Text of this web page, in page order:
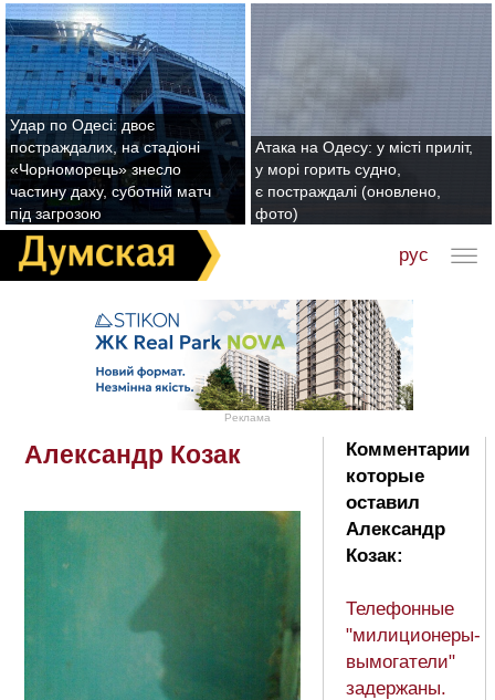
Удар по Одесі: двоє
постраждалих, на стадіоні
«Чорноморець» знесло
частину даху, суботній матч
під загрозою
Атака на Одесу: у місті приліт,
у морі горить судно,
є постраждалі (оновлено,
фото)
рус
Реклама
Александр Козак
Комментарии
которые
оставил
Александр
Козак:
Телефонные
"милиционеры-
вымогатели"
задержаны.